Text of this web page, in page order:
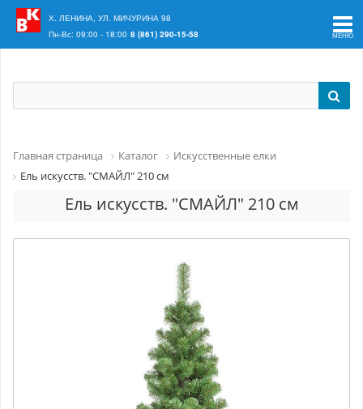
Ваш регион:
Х. ЛЕНИНА, УЛ. МИЧУРИНА 98
Пн-Вс: 09:00 - 18:00 8 (861) 290-15-58
Главная страница Каталог
Искусственные елки
Ель искусств. "СМАЙЛ" 210 см
Ель искусств. "СМАЙЛ" 210 см